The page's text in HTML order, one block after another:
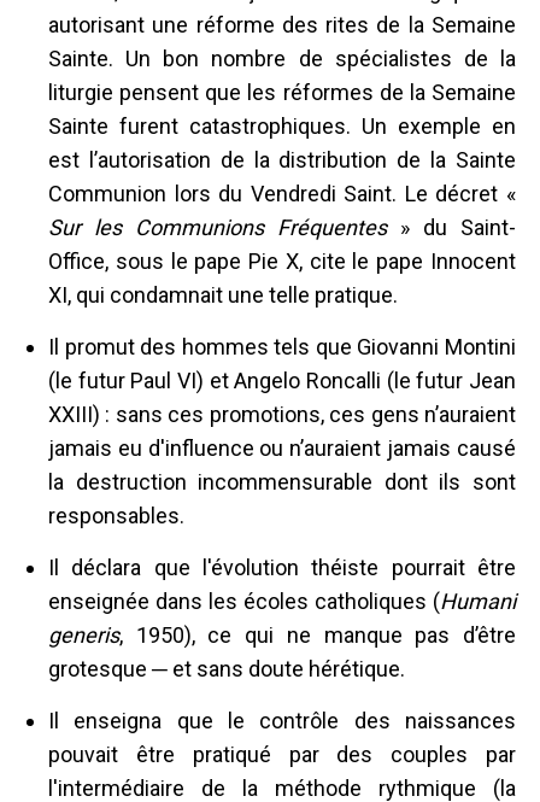
autorisant une réforme des rites de la Semaine
Sainte. Un bon nombre de spécialistes de la
liturgie pensent que les réformes de la Semaine
Sainte furent catastrophiques. Un exemple en
est l’autorisation de la distribution de la Sainte
Communion lors du Vendredi Saint. Le décret «
Sur les Communions Fréquentes» du Saint-
Office, sous le pape Pie X, cite le pape Innocent
XI, qui condamnait une telle pratique.
Il promut des hommes tels que Giovanni Montini
(le futur Paul VI) et Angelo Roncalli (le futur Jean
XXIII) : sans ces promotions, ces gens n’auraient
jamais eu d'influence ou n’auraient jamais causé
la destruction incommensurable dont ils sont
responsables.
Il déclara que l'évolution théiste pourrait être
enseignée dans les écoles catholiques (Humani
generis, 1950), ce qui ne manque pas d’être
grotesque ─ et sans doute hérétique.
Il enseigna que le contrôle des naissances
pouvait être pratiqué par des couples par
l'intermédiaire de la méthode rythmique (la